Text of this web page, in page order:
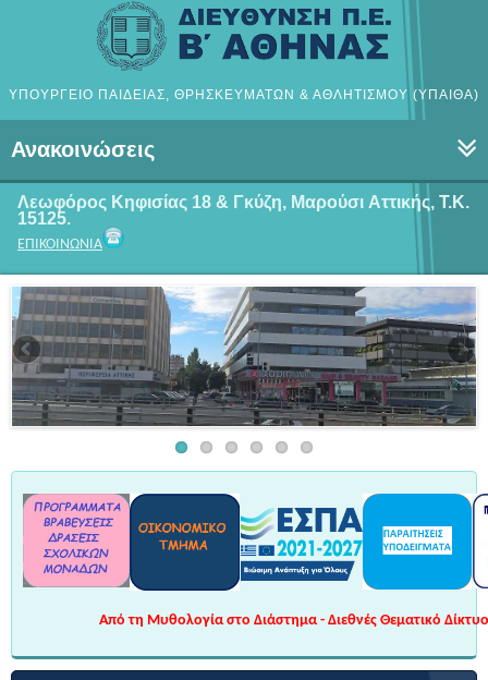
ΥΠΟΥΡΓΕΙΟ ΠΑΙΔΕΙΑΣ, ΘΡΗΣΚΕΥΜΑΤΩΝ & ΑΘΛΗΤΙΣΜΟΥ (ΥΠΑΙΘΑ)
Ανακοινώσεις
Λεωφόρος Κηφισίας 18 & Γκύζη, Μαρούσι Αττικής, Τ.Κ.
15125.
ΕΠΙΚΟΙΝΩΝΙΑ
Από τη Μυθολογία στο Διάστημα - Διεθνές Θεματικό